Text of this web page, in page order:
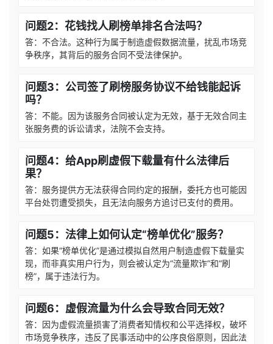
问题2：花钱找人刷榜单排名合法吗？
答：不合法。这种行为属于制造虚假数据流量，扰乱市场竞
争秩序，其背后的服务合同不受法律保护。
问题3：公司签了刷榜服务协议不给钱能起诉
吗？
答：不能。因为该服务合同被认定为无效，基于无效合同主
张服务费的诉讼请求，法院不会支持。
问题4：给App刷虚假下载量有什么法律后
果？
答：服务提供方无法获得合同约定的报酬，委托方也可能因
平台处罚遭受损失，且无法向服务方追讨已支付的费用。
问题5：法律上如何认定“榜单优化”服务？
答：如果“榜单优化”是通过模拟自然用户制造虚假下载量实
现，而非真实用户行为，则会被认定为“流量欺诈”和“刷
榜”，属于违法行为。
问题6：虚假流量为什么会导致合同无效？
答：因为虚假流量损害了消费者知情权和公平选择权，破坏
市场竞争秩序，违反了民事活动中的公序良俗原则，因此法